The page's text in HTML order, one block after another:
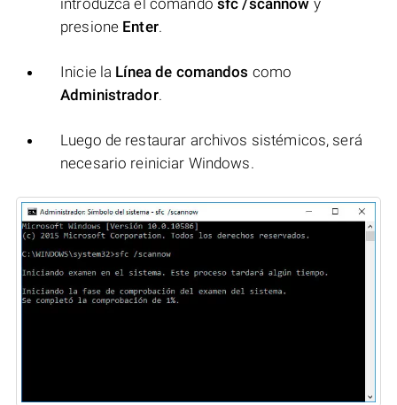
presione Enter.
Inicie la Línea de comandos como
Administrador.
Luego de restaurar archivos sistémicos, será
necesario reiniciar Windows.